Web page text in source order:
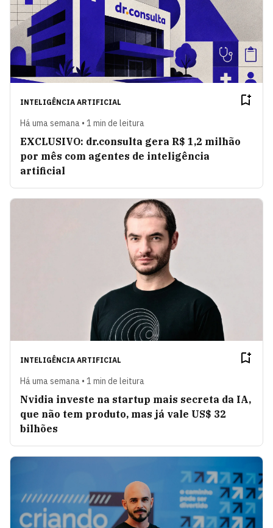
INTELIGÊNCIA ARTIFICIAL
Há uma semana • 1 min de leitura
EXCLUSIVO: dr.consulta gera R$ 1,2 milhão
por mês com agentes de inteligência
artificial
INTELIGÊNCIA ARTIFICIAL
Há uma semana • 1 min de leitura
Nvidia investe na startup mais secreta da IA,
que não tem produto, mas já vale US$ 32
bilhões